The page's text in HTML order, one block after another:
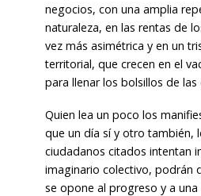
negocios, con una amplia
naturaleza, en las rentas de
vez más asimétrica y en un
territorial, que crecen en el
para llenar los bolsillos de las
Quien lea un poco los
que un día sí y otro también,
ciudadanos citados intentan
imaginario colectivo, podrán
se opone al progreso y a